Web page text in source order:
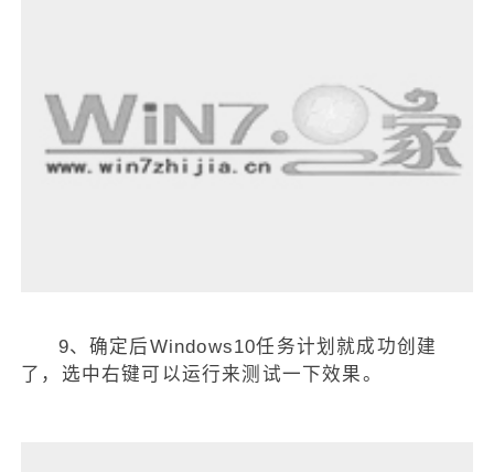
9、确定后Windows10任务计划就成功创建
了，选中右键可以运行来测试一下效果。